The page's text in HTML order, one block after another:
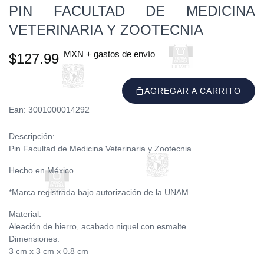
PIN FACULTAD DE MEDICINA
VETERINARIA Y ZOOTECNIA
$127.99 MXN + gastos de envío
AGREGAR A CARRITO
Ean: 3001000014292
Descripción:
Pin Facultad de Medicina Veterinaria y Zootecnia.
Hecho en México.
*Marca registrada bajo autorización de la UNAM.
Material:
Aleación de hierro, acabado niquel con esmalte
Dimensiones:
3 cm x 3 cm x 0.8 cm